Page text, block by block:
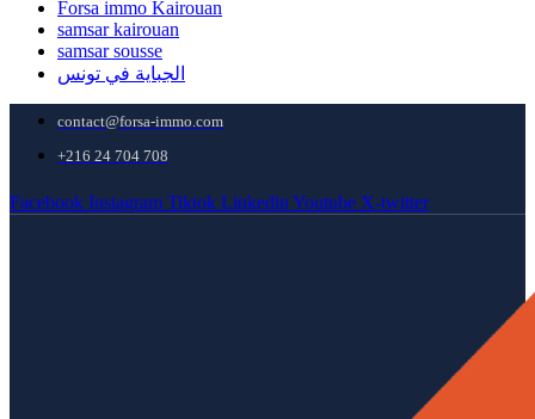
Forsa immo Kairouan
samsar kairouan
samsar sousse
الجباية في تونس
contact@forsa-immo.com
+216 24 704 708
Facebook Instagram Tiktok Linkedin Youtube X-twitter